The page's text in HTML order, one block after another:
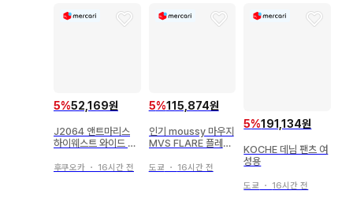
5%52,169원
J2064 앤트마리스
하이웨스트 와이드 데
후쿠오카 ・ 16시간 전
5%115,874원
인기 moussy 마우지
MVS FLARE 플레어
도쿄 ・ 16시간 전
5%191,134원
KOCHE 데님 팬츠 여
성용
도쿄 ・ 16시간 전